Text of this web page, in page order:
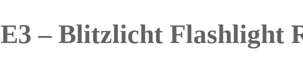
– Blitzlicht Flashlight